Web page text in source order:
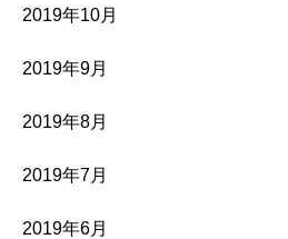
2019年10月
2019年9月
2019年8月
2019年7月
2019年6月